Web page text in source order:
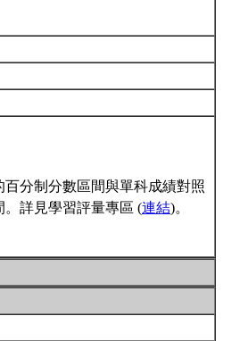
分制分數區間與單科成績對照
詳見學習評量專區 (連結)。